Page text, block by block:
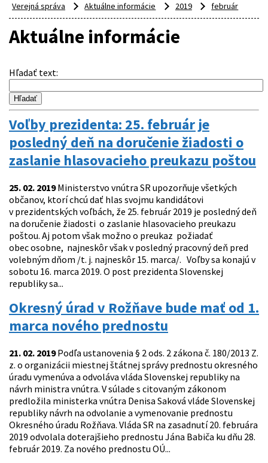
Verejná správa Aktuálne informácie 2019 február
Aktuálne informácie
Hľadať text:
Voľby prezidenta: 25. február je
posledný deň na doručenie žiadosti o
zaslanie hlasovacieho preukazu poštou
25. 02. 2019Ministerstvo vnútra SR upozorňuje všetkých
občanov, ktorí chcú dať hlas svojmu kandidátovi
v prezidentských voľbách, že 25. február 2019 je posledný deň
na doručenie žiadosti o zaslanie hlasovacieho preukazu
poštou. Aj potom však možno o preukaz požiadať
obec osobne, najneskôr však v posledný pracovný deň pred
volebným dňom /t. j. najneskôr 15. marca/. Voľby sa konajú v
sobotu 16. marca 2019. O post prezidenta Slovenskej
republiky sa...
Okresný úrad v Rožňave bude mať od 1.
marca nového prednostu
21. 02. 2019Podľa ustanovenia § 2 ods. 2 zákona č. 180/2013 Z.
z. o organizácii miestnej štátnej správy prednostu okresného
úradu vymenúva a odvoláva vláda Slovenskej republiky na
návrh ministra vnútra. V súlade s citovaným zákonom
predložila ministerka vnútra Denisa Saková vláde Slovenskej
republiky návrh na odvolanie a vymenovanie prednostu
Okresného úradu Rožňava. Vláda SR na zasadnutí 20. februára
2019 odvolala doterajšieho prednostu Jána Babiča ku dňu 28.
február 2019. Za nového prednostu OÚ...